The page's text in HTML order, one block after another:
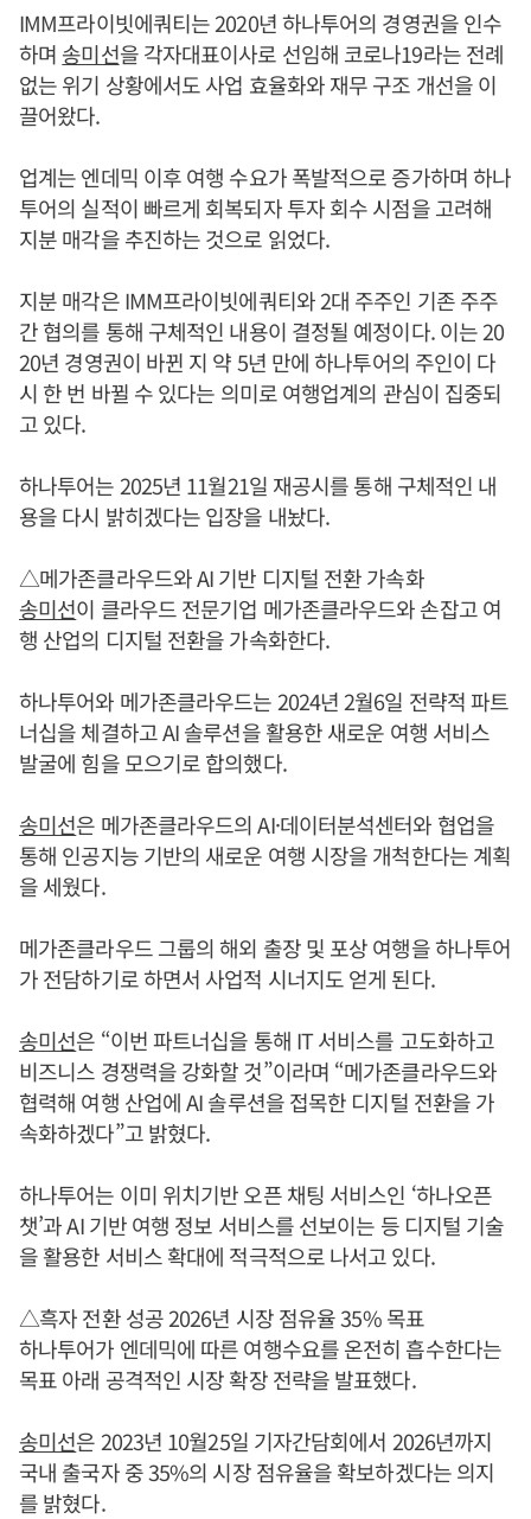
IMM프라이빗에쿼티는 2020년 하나투어의 경영권을 인수
하며 송미선을 각자대표이사로 선임해 코로나19라는 전례
없는 위기 상황에서도 사업 효율화와 재무 구조 개선을 이
끌어왔다.
업계는 엔데믹 이후 여행 수요가 폭발적으로 증가하며 하나
투어의 실적이 빠르게 회복되자 투자 회수 시점을 고려해
지분 매각을 추진하는 것으로 읽었다.
지분 매각은 IMM프라이빗에쿼티와 2대 주주인 기존 주주
간 협의를 통해 구체적인 내용이 결정될 예정이다. 이는 20
20년 경영권이 바뀐 지 약 5년 만에 하나투어의 주인이 다
시 한 번 바뀔 수 있다는 의미로 여행업계의 관심이 집중되
고 있다.
하나투어는 2025년 11월21일 재공시를 통해 구체적인 내
용을 다시 밝히겠다는 입장을 내놨다.
△메가존클라우드와 AI 기반 디지털 전환 가속화
송미선이 클라우드 전문기업 메가존클라우드와 손잡고 여
행 산업의 디지털 전환을 가속화한다.
하나투어와 메가존클라우드는 2024년 2월6일 전략적 파트
너십을 체결하고 AI 솔루션을 활용한 새로운 여행 서비스
발굴에 힘을 모으기로 합의했다.
송미선은 메가존클라우드의 AI·데이터분석센터와 협업을
통해 인공지능 기반의 새로운 여행 시장을 개척한다는 계획
을 세웠다.
메가존클라우드 그룹의 해외 출장 및 포상 여행을 하나투어
가 전담하기로 하면서 사업적 시너지도 얻게 된다.
송미선은 “이번 파트너십을 통해 IT 서비스를 고도화하고
비즈니스 경쟁력을 강화할 것”이라며 “메가존클라우드와
협력해 여행 산업에 AI 솔루션을 접목한 디지털 전환을 가
속화하겠다”고 밝혔다.
하나투어는 이미 위치기반 오픈 채팅 서비스인 ‘하나오픈
챗’과 AI 기반 여행 정보 서비스를 선보이는 등 디지털 기술
을 활용한 서비스 확대에 적극적으로 나서고 있다.
△흑자 전환 성공 2026년 시장 점유율 35% 목표
하나투어가 엔데믹에 따른 여행수요를 온전히 흡수한다는
목표 아래 공격적인 시장 확장 전략을 발표했다.
송미선은 2023년 10월25일 기자간담회에서 2026년까지
국내 출국자 중 35%의 시장 점유율을 확보하겠다는 의지
를 밝혔다.